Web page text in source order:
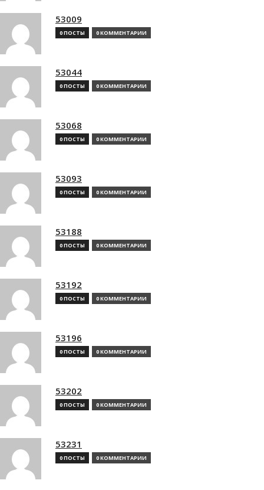
53009
0 ПОСТЫ 0 КОММЕНТАРИИ
53044
0 ПОСТЫ 0 КОММЕНТАРИИ
53068
0 ПОСТЫ 0 КОММЕНТАРИИ
53093
0 ПОСТЫ 0 КОММЕНТАРИИ
53188
0 ПОСТЫ 0 КОММЕНТАРИИ
53192
0 ПОСТЫ 0 КОММЕНТАРИИ
53196
0 ПОСТЫ 0 КОММЕНТАРИИ
53202
0 ПОСТЫ 0 КОММЕНТАРИИ
53231
0 ПОСТЫ 0 КОММЕНТАРИИ